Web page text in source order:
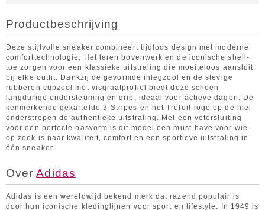
Productbeschrijving
Deze stijlvolle sneaker combineert tijdloos design met moderne
comforttechnologie. Het leren bovenwerk en de iconische shell-
toe zorgen voor een klassieke uitstraling die moeiteloos aansluit
bij elke outfit. Dankzij de gevormde inlegzool en de stevige
rubberen cupzool met visgraatprofiel biedt deze schoen
langdurige ondersteuning en grip, ideaal voor actieve dagen. De
kenmerkende gekartelde 3-Stripes en het Trefoil-logo op de hiel
onderstrepen de authentieke uitstraling. Met een vetersluiting
voor een perfecte pasvorm is dit model een must-have voor wie
op zoek is naar kwaliteit, comfort en een sportieve uitstraling in
één sneaker.
OverAdidas
Adidas is een wereldwijd bekend merk dat razend populair is
door hun iconische kledinglijnen voor sport en lifestyle. In 1949 is